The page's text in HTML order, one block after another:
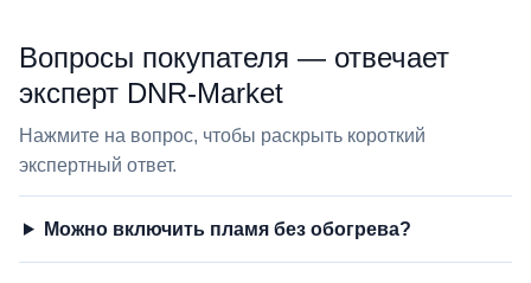
Вопросы покупателя — отвечает
эксперт DNR‑Market
Нажмите на вопрос, чтобы раскрыть короткий
экспертный ответ.
Можно включить пламя без обогрева?